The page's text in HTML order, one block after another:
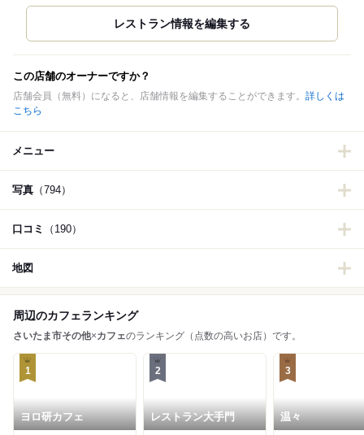
この店舗のオーナーですか？
店舗会員（無料）になると、店舗情報を編集することができます。 詳しくは
こちら
メニュー
写真 （794）
口コミ （190）
地図
周辺のカフェランキング
さいたま市その他×カフェのランキング（点数の高いお店）です。
1
ヨロ研カフェ
2
レストラン大手門
3
温々